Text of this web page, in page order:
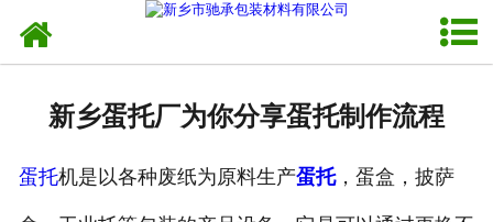
新乡蛋托厂为你分享蛋托制作流程
蛋托机是以各种废纸为原料生产蛋托，蛋盒，披萨